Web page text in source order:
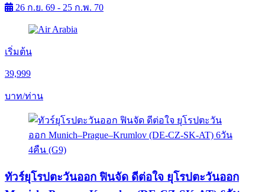
26 ก.ย. 69 - 25 ก.พ. 70
เริ่มต้น
39,999
บาท/ท่าน
ทัวร์ยุโรปตะวันออก ฟินจัด ดีต่อใจ ยุโรปตะวันออก